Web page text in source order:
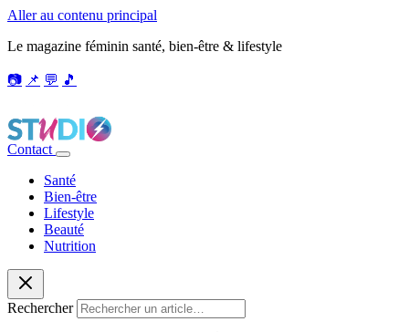
Aller au contenu principal
Le magazine féminin santé, bien-être & lifestyle
📷 📌 💬 🎵
Contact
Santé
Bien-être
Lifestyle
Beauté
Nutrition
Rechercher